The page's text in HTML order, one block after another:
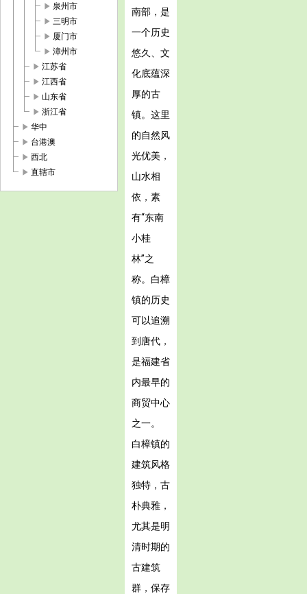
play_arrow 泉州市
play_arrow 三明市
play_arrow 厦门市
play_arrow 漳州市
play_arrow 江苏省
play_arrow 江西省
play_arrow 山东省
play_arrow 浙江省
play_arrow 华中
play_arrow 台港澳
play_arrow 西北
play_arrow 直辖市
南部，是
一个历史
悠久、文
化底蕴深
厚的古
镇。这里
的自然风
光优美，
山水相
依，素
有“东南
小桂
林”之
称。白樟
镇的历史
可以追溯
到唐代，
是福建省
内最早的
商贸中心
之一。
白樟镇的
建筑风格
独特，古
朴典雅，
尤其是明
清时期的
古建筑
群，保存